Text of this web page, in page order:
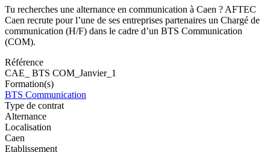
Tu recherches une alternance en communication à Caen ? AFTEC
Caen recrute pour l’une de ses entreprises partenaires un Chargé de
communication (H/F) dans le cadre d’un BTS Communication
(COM).
Référence
CAE_ BTS COM_Janvier_1
Formation(s)
BTS Communication
Type de contrat
Alternance
Localisation
Caen
Etablissement